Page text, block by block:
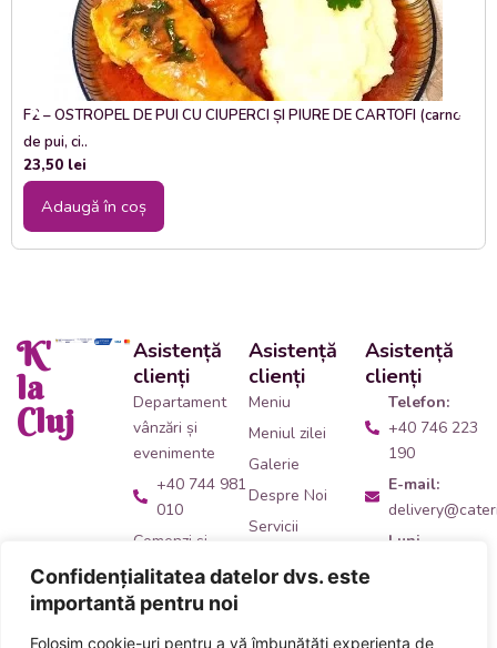
Confidențialitatea datelor dvs. este
importantă pentru noi
Folosim cookie-uri pentru a vă îmbunătăți experiența de
F2 – OSTROPEL DE PUI CU CIUPERCI ȘI PIURE DE CARTOFI (carne
de pui, ci..
23,50 lei
Adaugă în coș
K'
la
Cluj
Asistență
clienți
Departament
vânzări și
evenimente
+40 744 981
010
Comenzi și
livrări catering
+40 746 223
Asistență
clienți
Meniu
Meniul zilei
Galerie
Despre Noi
Servicii
Asistență
clienți
Telefon:
+40 746 223
190
E-mail:
Luni -